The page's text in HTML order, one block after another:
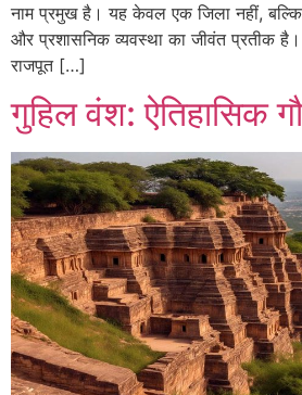
नाम प्रमुख है। यह केवल एक जिला नहीं, बल्कि
और प्रशासनिक व्यवस्था का जीवंत प्रतीक है।
राजपूत […]
गुहिल वंश: ऐतिहासिक